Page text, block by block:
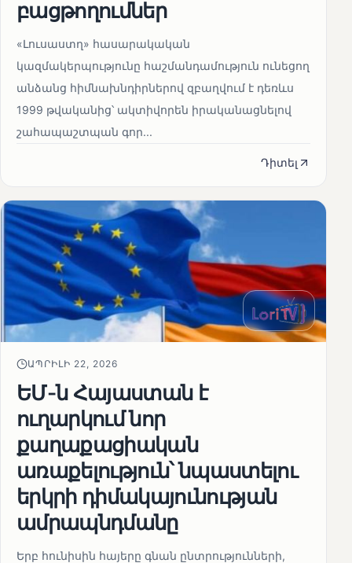
բացթողումներ
«Լուսաստղ» հասարակական
կազմակերպությունը հաշմանդամություն ունեցող
անձանց հիմնախնդիրներով զբաղվում է դեռևս
1999 թվականից՝ ակտիվորեն իրականացնելով
շահապաշտպան գոր...
Դիտել
ԱՊՐԻԼԻ 22, 2026
ԵՄ-ն Հայաստան է
ուղարկում նոր
քաղաքացիական
առաքելություն՝ նպաստելու
երկրի դիմակայունության
ամրապնդմանը
Երբ հունիսին հայերը գնան ընտրությունների,